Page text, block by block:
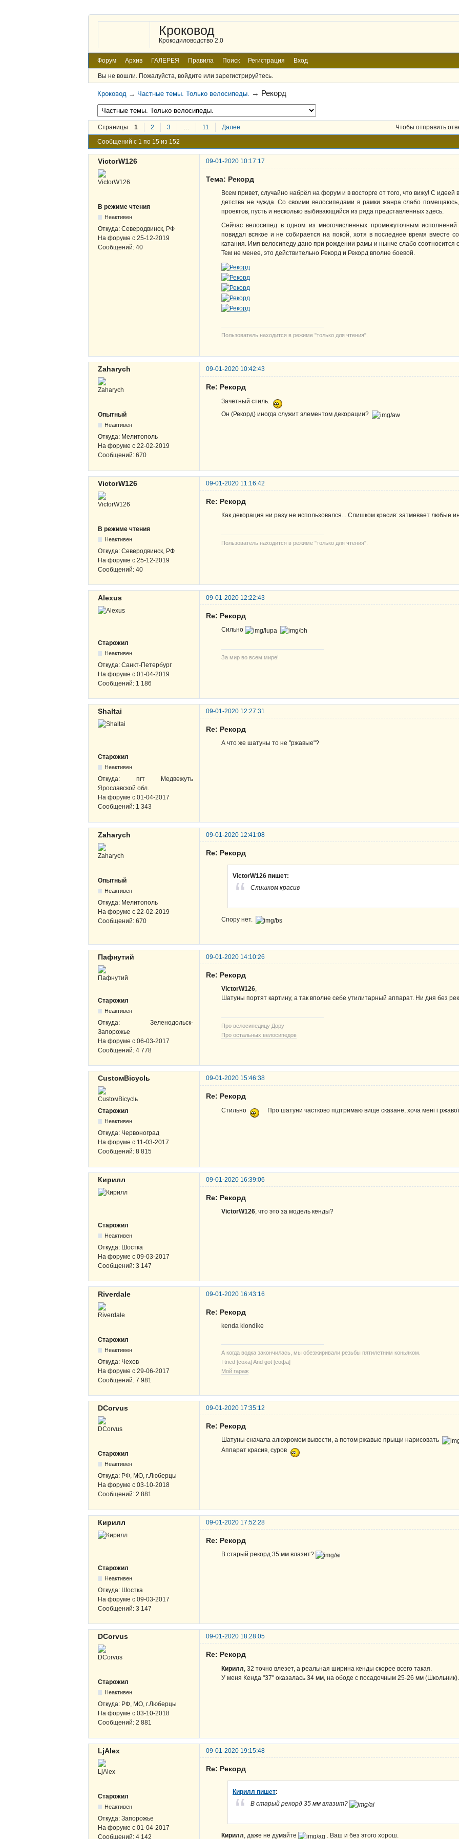
Кроковод
Крокодиловодство 2.0
Форум Архив ГАЛЕРЕЯ Правила Поиск Регистрация Вход
Вы не вошли. Пожалуйста, войдите или зарегистрируйтесь.
Кроковод → Частные темы. Только велосипеды. → Рекорд
Страницы 1 2 3 … 11 Далее Чтобы отправить
Сообщений с 1 по 15 из 152
VictorW126 09-01-2020 10:17:17
В режиме чтения
Неактивен
Откуда: Северодвинск, РФ
На форуме с 25-12-2019
Сообщений: 40
Тема: Рекорд
Всем привет, случайно набрёл на форум и в восторге от того, что вижу! С идеей
детства не чужда. Со своими велосипедами в рамки жанра слабо
проектов, пусть и несколько выбивающийся из ряда представленных здесь.
Сейчас велосипед в одном из многочисленных промежуточным
повидал всякое и не собирается на покой, хотя в последнее время вместе
катания. Имя велосипеду дано при рождении рамы и нынче слабо соотносится
Тем не менее, это действительно Рекорд и Рекорд вполне боевой.
Пользователь находится в режиме "только для чтения".
Zaharych 09-01-2020 10:42:43
Опытный
Неактивен
Откуда: Мелитополь
На форуме с 22-02-2019
Сообщений: 670
Re: Рекорд
Зачетный стиль.
Он (Рекорд) иногда служит элементом декорации?
VictorW126 09-01-2020 11:16:42
В режиме чтения
Неактивен
Откуда: Северодвинск, РФ
На форуме с 25-12-2019
Сообщений: 40
Re: Рекорд
Как декорация ни разу не использовался... Слишком красив: затмевает любые
Пользователь находится в режиме "только для чтения".
Alexus 09-01-2020 12:22:43
Старожил
Неактивен
Откуда: Санкт-Петербург
На форуме с 01-04-2019
Сообщений: 1 186
Re: Рекорд
Сильно
За мир во всем мире!
Shaltai 09-01-2020 12:27:31
Старожил
Неактивен
Откуда: пгт Медвежуть
Ярославской обл.
На форуме с 01-04-2017
Сообщений: 1 343
Re: Рекорд
А что же шатуны то не "ржавые"?
Zaharych 09-01-2020 12:41:08
Опытный
Неактивен
Откуда: Мелитополь
На форуме с 22-02-2019
Сообщений: 670
Re: Рекорд
VictorW126 пишет:
Слишком красив
Спору нет.
Пафнутий 09-01-2020 14:10:26
Старожил
Неактивен
Откуда: Зеленодольск-
Запорожье
На форуме с 06-03-2017
Сообщений: 4 778
Re: Рекорд
VictorW126,
Шатуны портят картину, а так вполне себе утилитарный аппарат. Ни дня без
Про велосипедицу Дору
Про остальных велосипедов
CustoмBicyclь 09-01-2020 15:46:38
Старожил
Неактивен
Откуда: Червоноград
На форуме с 11-03-2017
Сообщений: 8 815
Re: Рекорд
Стильно Про шатуни частково підтримаю вище сказане, хоча мені і ржавої
Кирилл 09-01-2020 16:39:06
Старожил
Неактивен
Откуда: Шостка
На форуме с 09-03-2017
Сообщений: 3 147
Re: Рекорд
VictorW126, что это за модель кенды?
Riverdale 09-01-2020 16:43:16
Старожил
Неактивен
Откуда: Чехов
На форуме с 29-06-2017
Сообщений: 7 981
Re: Рекорд
kenda klondike
А когда водка закончилась, мы обезжиривали резьбы пятилетним коньяком.
I tried [соха] And got [софа]
Мой гараж
DCorvus 09-01-2020 17:35:12
Старожил
Неактивен
Откуда: РФ, МО, г.Люберцы
На форуме с 03-10-2018
Сообщений: 2 881
Re: Рекорд
Шатуны сначала алюхромом вывести, а потом ржавые прыщи нарисовать
Аппарат красив, суров
Кирилл 09-01-2020 17:52:28
Старожил
Неактивен
Откуда: Шостка
На форуме с 09-03-2017
Сообщений: 3 147
Re: Рекорд
В старый рекорд 35 мм влазит?
DCorvus 09-01-2020 18:28:05
Старожил
Неактивен
Откуда: РФ, МО, г.Люберцы
На форуме с 03-10-2018
Сообщений: 2 881
Re: Рекорд
Кирилл , 32 точно влезет, а реальная ширина кенды скорее всего такая.
У меня Кенда "37" оказалась 34 мм, на ободе с посадочным 25-26 мм (Школьник).
LjAlex 09-01-2020 19:15:48
Старожил
Неактивен
Откуда: Запорожье
На форуме с 01-04-2017
Сообщений: 4 142
Re: Рекорд
Кирилл пишет:
В старый рекорд 35 мм влазит?
Кирилл, даже не думайте . Ваш и без этого хорош.